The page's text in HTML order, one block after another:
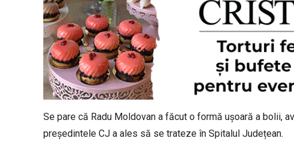
Se pare că Radu Moldovan a făcut o formă ușoară a bolii,
președintele CJ a ales să se trateze în Spitalul Județean.